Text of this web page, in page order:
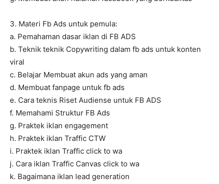
3. Materi Fb Ads untuk pemula:
a. Pemahaman dasar iklan di FB ADS
b. Teknik teknik Copywriting dalam fb ads untuk konten
viral
c. Belajar Membuat akun ads yang aman
d. Membuat fanpage untuk fb ads
e. Cara teknis Riset Audiense untuk FB ADS
f. Memahami Struktur FB Ads
g. Praktek iklan engagement
h. Praktek iklan Traffic CTW
i. Praktek iklan Traffic click to wa
j. Cara iklan Traffic Canvas click to wa
k. Bagaimana iklan lead generation